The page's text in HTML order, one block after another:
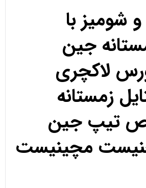
شومیز با
جین
لاکچری
زمستانه
تیپ جین
مچینیست